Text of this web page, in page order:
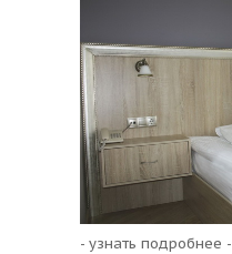
- узнать подробнее -